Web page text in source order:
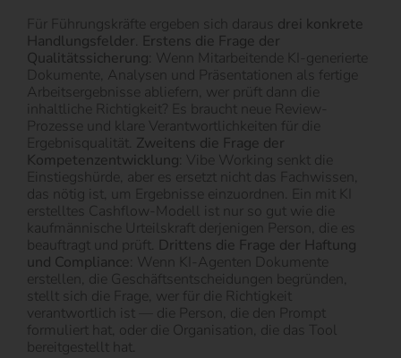
Für Führungskräfte ergeben sich daraus drei konkrete
Handlungsfelder. Erstens die Frage der
Qualitätssicherung: Wenn Mitarbeitende KI-generierte
Dokumente, Analysen und Präsentationen als fertige
Arbeitsergebnisse abliefern, wer prüft dann die
inhaltliche Richtigkeit? Es braucht neue Review-
Prozesse und klare Verantwortlichkeiten für die
Ergebnisqualität. Zweitens die Frage der
Kompetenzentwicklung: Vibe Working senkt die
Einstiegshürde, aber es ersetzt nicht das Fachwissen,
das nötig ist, um Ergebnisse einzuordnen. Ein mit KI
erstelltes Cashflow-Modell ist nur so gut wie die
kaufmännische Urteilskraft derjenigen Person, die es
beauftragt und prüft. Drittens die Frage der Haftung
und Compliance: Wenn KI-Agenten Dokumente
erstellen, die Geschäftsentscheidungen begründen,
stellt sich die Frage, wer für die Richtigkeit
verantwortlich ist — die Person, die den Prompt
formuliert hat, oder die Organisation, die das Tool
bereitgestellt hat.